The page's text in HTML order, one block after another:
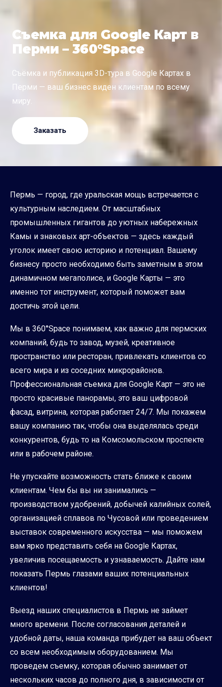
Съемка для Google Карт в
Перми – 360°Space
Съёмка и публикация 3D-тура в Google Картах в
Перми — ваш бизнес виден клиентам по всему
миру.
Заказать
Пермь — город, где уральская мощь встречается с
культурным наследием. От масштабных
промышленных гигантов до уютных набережных
Камы и знаковых арт-объектов — здесь каждый
уголок имеет свою историю и потенциал. Вашему
бизнесу просто необходимо быть заметным в этом
динамичном мегаполисе, и Google Карты — это
именно тот инструмент, который поможет вам
достичь этой цели.
Мы в 360°Space понимаем, как важно для пермских
компаний, будь то завод, музей, креативное
пространство или ресторан, привлекать клиентов со
всего мира и из соседних микрорайонов.
Профессиональная съемка для Google Карт — это не
просто красивые панорамы, это ваш цифровой
фасад, витрина, которая работает 24/7. Мы покажем
вашу компанию так, чтобы она выделялась среди
конкурентов, будь то на Комсомольском проспекте
или в рабочем районе.
Не упускайте возможность стать ближе к своим
клиентам. Чем бы вы ни занимались —
производством удобрений, добычей калийных солей,
организацией сплавов по Чусовой или проведением
выставок современного искусства — мы поможем
вам ярко представить себя на Google Картах,
увеличив посещаемость и узнаваемость. Дайте нам
показать Пермь глазами ваших потенциальных
клиентов!
Выезд наших специалистов в Пермь не займет
много времени. После согласования деталей и
удобной даты, наша команда прибудет на ваш объект
со всем необходимым оборудованием. Мы
проведем съемку, которая обычно занимает от
нескольких часов до полного дня, в зависимости от